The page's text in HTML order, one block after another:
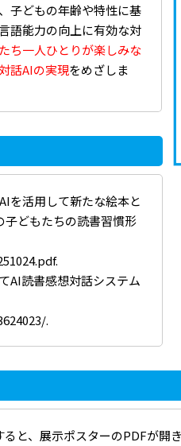
子どもの年齢や特性に基
語能力の向上に有効な対
ち一人ひとりが楽しみな
話AIの実現をめざしま
を活用して新たな絵本と
子どもたちの読書習慣形
.
AI読書感想対話システム
.
と、展示ポスターのPDFが開き